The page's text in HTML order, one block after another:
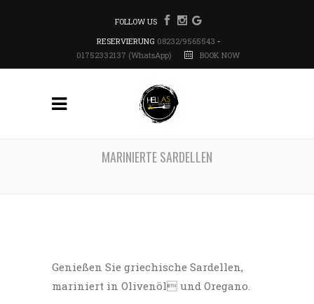
FOLLOW US
RESERVIERUNG 08232/9565543 -
01752332137 (WhatsApp)
BOOK NOW
MARINIERTE SARDELLEN
Genießen Sie griechische Sardellen,
mariniert in Olivenöl und Oregano.